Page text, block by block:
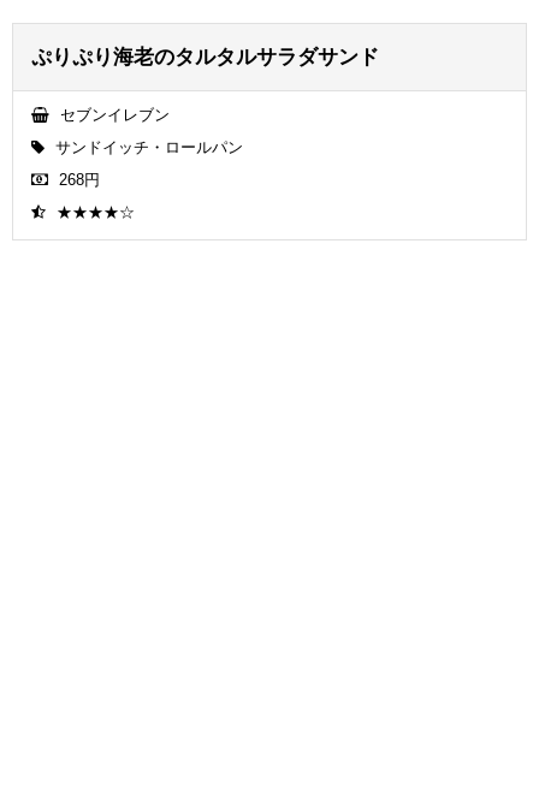
ぷりぷり海老のタルタルサラダサンド
セブンイレブン
サンドイッチ・ロールパン
268円
★★★★☆